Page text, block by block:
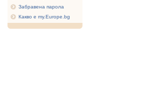
Забравена парола
Какво е my.Europe.bg